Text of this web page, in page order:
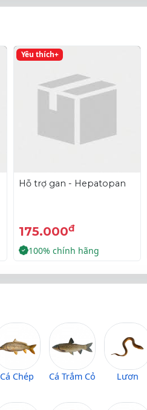
Yêu thích+
Hỗ trợ gan - Hepatopan
175.000đ
100% chính hãng
Cá Chép Cá Trắm Cỏ Lươn